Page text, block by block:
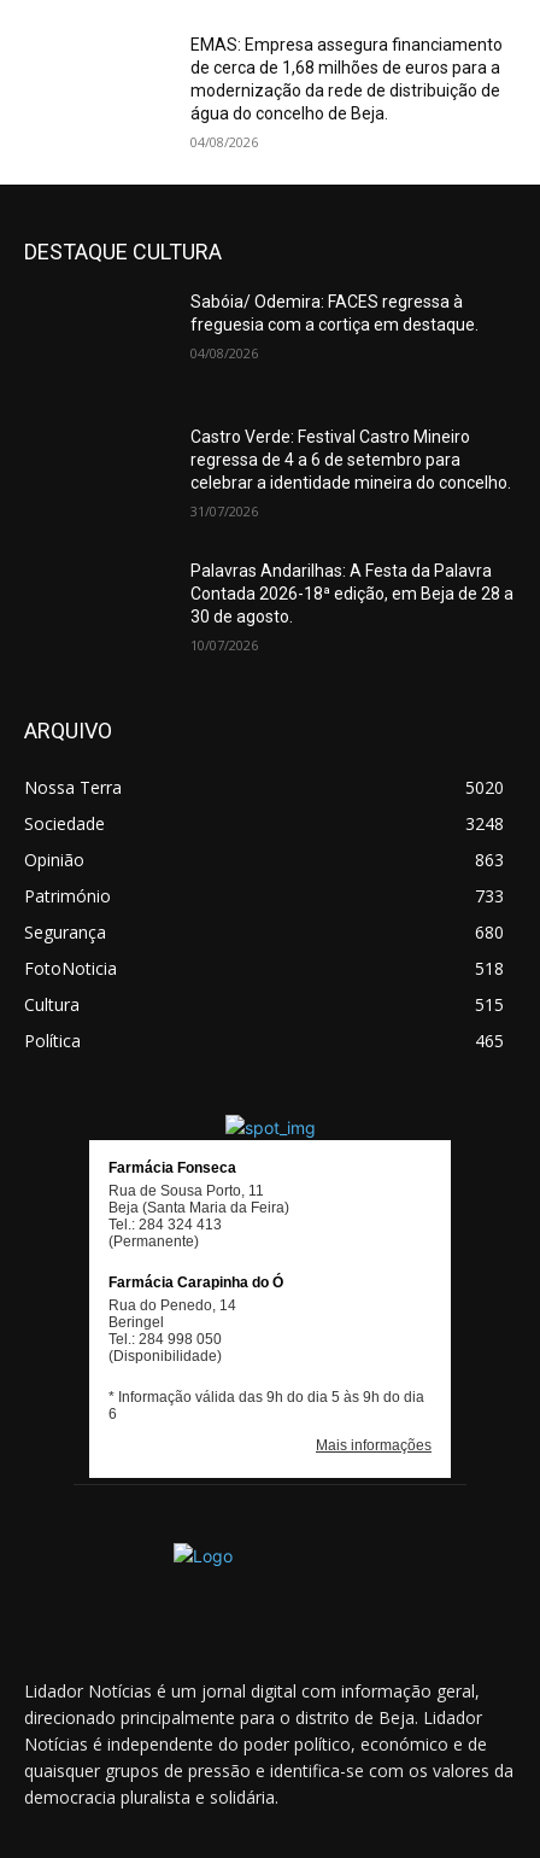
EMAS: Empresa assegura financiamento
de cerca de 1,68 milhões de euros para a
modernização da rede de distribuição de
água do concelho de Beja.
04/08/2026
DESTAQUE CULTURA
Sabóia/ Odemira: FACES regressa à
freguesia com a cortiça em destaque.
04/08/2026
Castro Verde: Festival Castro Mineiro
regressa de 4 a 6 de setembro para
celebrar a identidade mineira do concelho.
31/07/2026
Palavras Andarilhas: A Festa da Palavra
Contada 2026-18ª edição, em Beja de 28 a
30 de agosto.
10/07/2026
ARQUIVO
Nossa Terra
5020
Sociedade
3248
Opinião
863
Património
733
Segurança
680
FotoNoticia
518
Cultura
515
Política
465
Lidador Notícias é um jornal digital com informação geral,
direcionado principalmente para o distrito de Beja. Lidador
Notícias é independente do poder político, económico e de
quaisquer grupos de pressão e identifica-se com os valores da
democracia pluralista e solidária.